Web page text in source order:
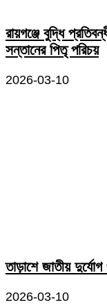
রায়গঞ্জে বুদ্ধি
সন্তানের পিতৃ পরিচয়
2026-03-10
তাড়াশে জাতীয়
2026-03-10